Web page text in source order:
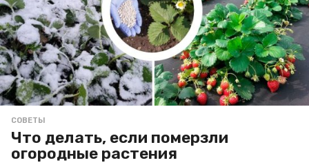
СОВЕТЫ
Что делать, если померзли
огородные растения